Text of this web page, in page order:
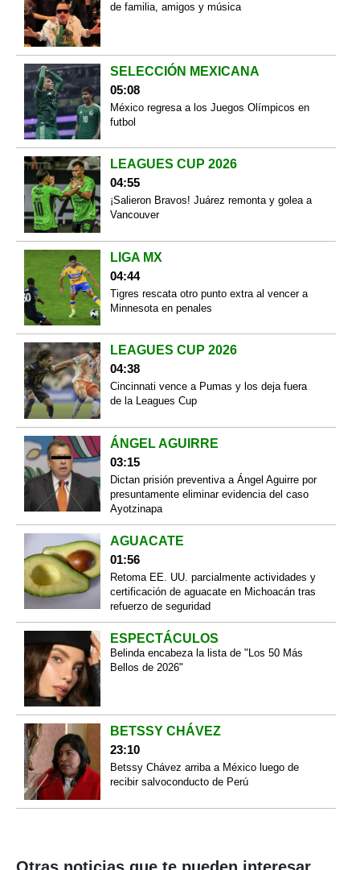
de familia, amigos y música
SELECCIÓN MEXICANA
05:08
México regresa a los Juegos Olímpicos en
futbol
LEAGUES CUP 2026
04:55
¡Salieron Bravos! Juárez remonta y golea a
Vancouver
LIGA MX
04:44
Tigres rescata otro punto extra al vencer a
Minnesota en penales
LEAGUES CUP 2026
04:38
Cincinnati vence a Pumas y los deja fuera
de la Leagues Cup
ÁNGEL AGUIRRE
03:15
Dictan prisión preventiva a Ángel Aguirre por
presuntamente eliminar evidencia del caso
Ayotzinapa
AGUACATE
01:56
Retoma EE. UU. parcialmente actividades y
certificación de aguacate en Michoacán tras
refuerzo de seguridad
ESPECTÁCULOS
Belinda encabeza la lista de "Los 50 Más
Bellos de 2026"
BETSSY CHÁVEZ
23:10
Betssy Chávez arriba a México luego de
recibir salvoconducto de Perú